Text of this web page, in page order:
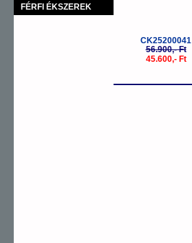
FÉRFI ÉKSZEREK
CK25200041
56.900,- Ft
45.600,- Ft